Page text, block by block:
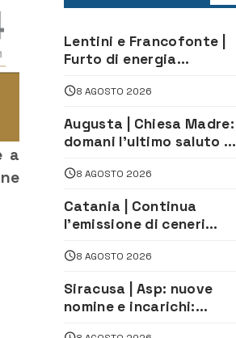
a
Lentini e Francofonte |
Furto di energia
persone
8 AGOSTO 2026
Augusta | Chiesa Madre:
domani l’ultimo saluto ad
morto in un incidente
8 AGOSTO 2026
Catania | Continua
l’emissione di ceneri
attività all’aeroporto di
Fontanarossa
8 AGOSTO 2026
Siracusa | Asp: nuove
nomine e incarichi: